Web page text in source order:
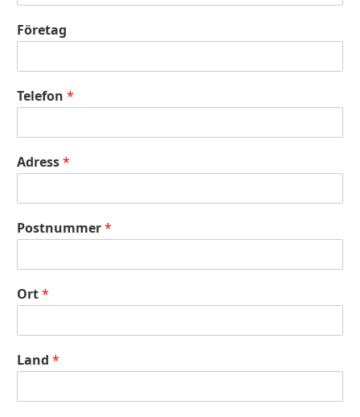
Företag
Telefon *
Adress*
Postnummer*
Ort*
Land *